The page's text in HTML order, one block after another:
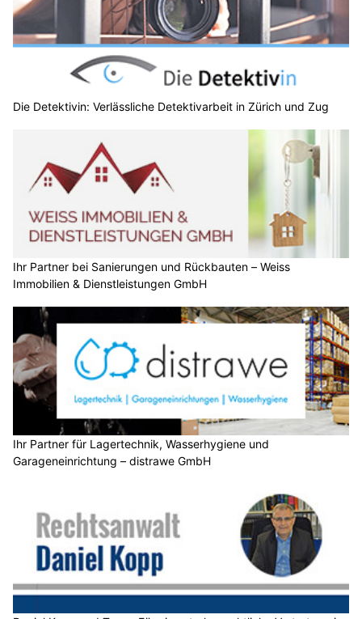
Die Detektivin: Verlässliche Detektivarbeit in Zürich und Zug
Ihr Partner bei Sanierungen und Rückbauten – Weiss
Immobilien & Dienstleistungen GmbH
Ihr Partner für Lagertechnik, Wasserhygiene und
Garageneinrichtung – distrawe GmbH